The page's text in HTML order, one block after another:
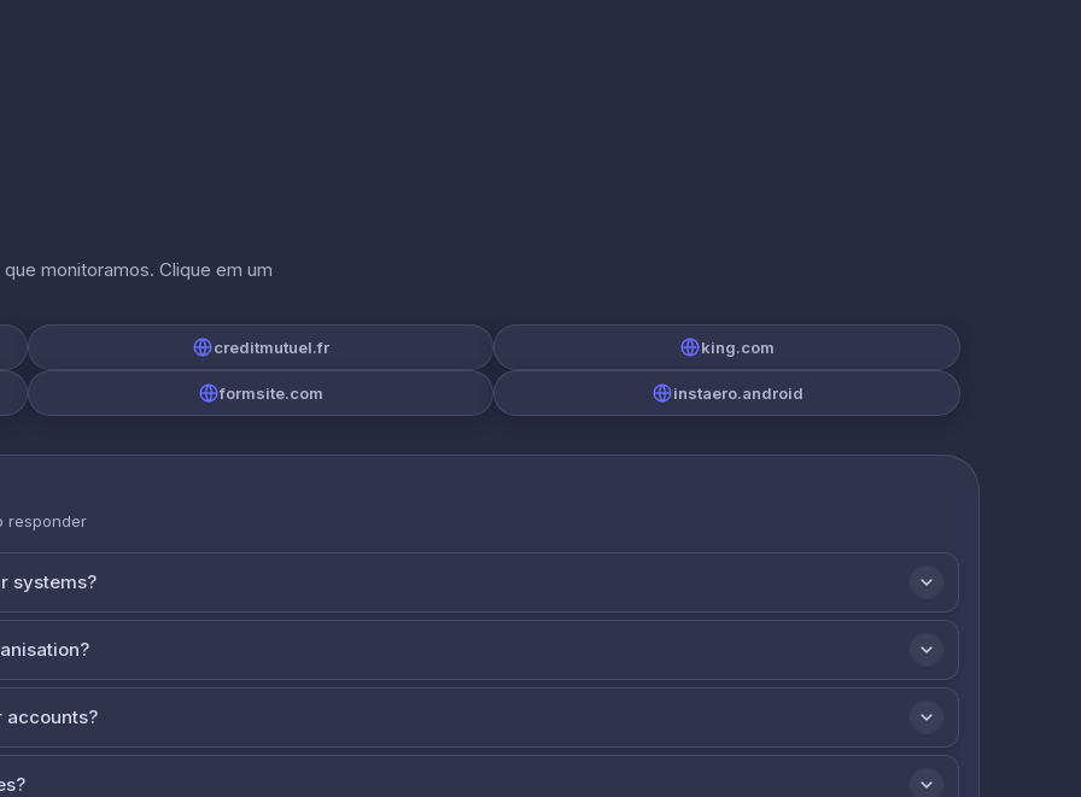
monitoramos. Clique em um
creditmutuel.fr king.com
formsite.com instaero.android
responder
systems?
accounts?